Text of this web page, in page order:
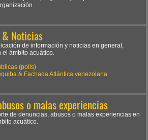
Noticias
de información y noticias en general,
ámbito acuático.
(polls)
& Fachada Atlántica venezolana
o malas experiencias
de denuncias, abusos o malas experiencias en
acuático.